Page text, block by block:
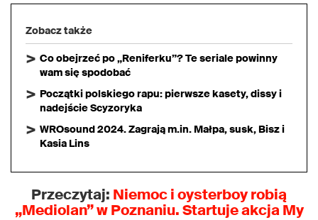
Zobacz także
Co obejrzeć po „Reniferku”? Te seriale powinny
wam się spodobać
Początki polskiego rapu: pierwsze kasety, dissy i
nadejście Scyzoryka
WROsound 2024. Zagrają m.in. Małpa, susk, Bisz i
Kasia Lins
Przeczytaj: Niemoc i oysterboy robią
„Mediolan” w Poznaniu. Startuje akcja My